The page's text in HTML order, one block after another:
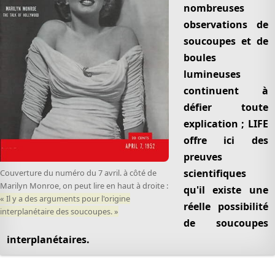
Couverture du numéro du 7 avril. à côté de
Marilyn Monroe, on peut lire en haut à droite :
Il y a des arguments pour l'origine
interplanétaire des soucoupes.
nombreuses
observations de
soucoupes et de
boules
lumineuses
continuent à
défier toute
explication ; LIFE
offre ici des
preuves
scientifiques
qu'il existe une
réelle possibilité
de soucoupes
interplanétaires.